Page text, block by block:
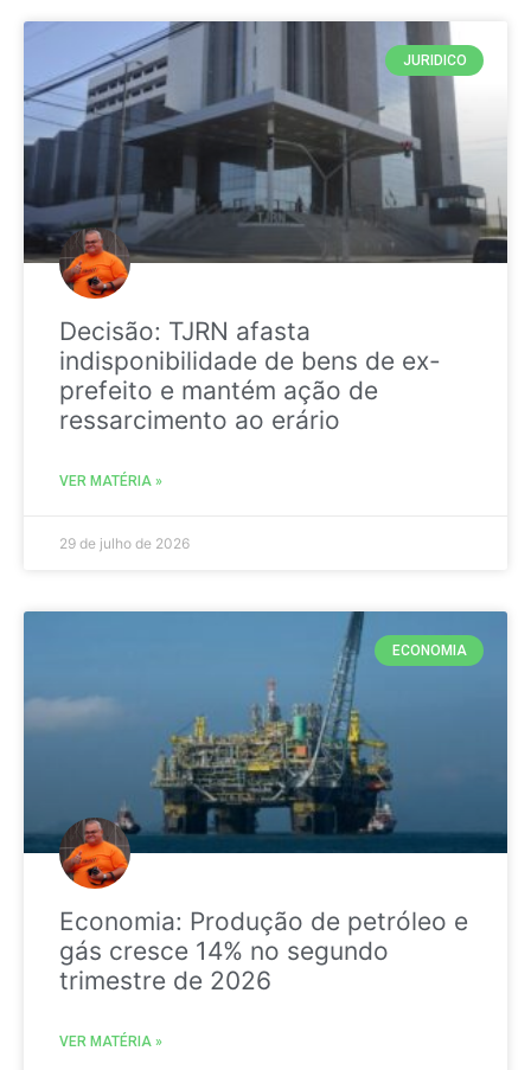
JURIDICO
Decisão: TJRN afasta
indisponibilidade de bens de ex-
prefeito e mantém ação de
ressarcimento ao erário
VER MATÉRIA »
29 de julho de 2026
ECONOMIA
Economia: Produção de petróleo e
gás cresce 14% no segundo
trimestre de 2026
VER MATÉRIA »